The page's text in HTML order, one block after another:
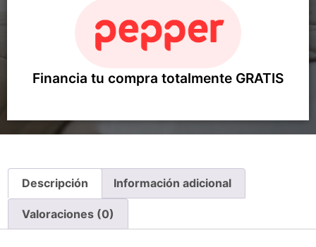
Financia tu compra totalmente GRATIS
Descripción Información adicional
Valoraciones (0)